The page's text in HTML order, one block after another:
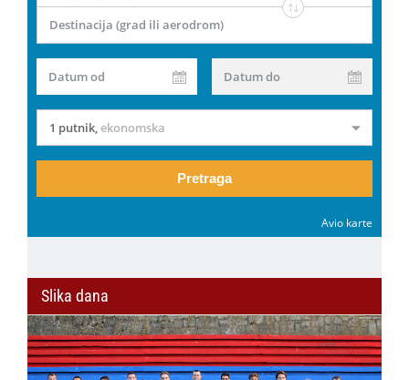
Destinacija (grad ili aerodrom)
Datum od Datum do
1 putnik,ekonomska
Pretraga
Avio karte
Slika dana